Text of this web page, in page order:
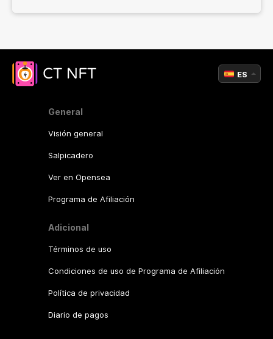
General
Visión general
Salpicadero
Ver en Opensea
Programa de Afiliación
Adicional
Términos de uso
Condiciones de uso de Programa de Afiliación
Política de privacidad
Diario de pagos
ES